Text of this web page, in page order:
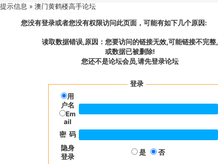
提示信息 » 澳门黄鹤楼高手论坛
您没有登录或者您没有权限访问此页面，可能有如下几个原因:
读取数据错误,原因：您要访问的链接无效,可能链接不完整,
或数据已被删除!
您还不是论坛会员,请先登录论坛
登录
用
户名
Em
ail
密 码
隐身
登录
是 否